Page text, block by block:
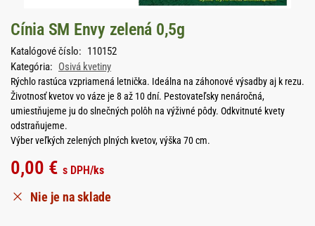
Cínia SM Envy zelená 0,5g
Katalógové číslo: 110152
Kategória: Osivá kvetiny
Rýchlo rastúca vzpriamená letnička. Ideálna na záhonové výsadby aj k rezu.
Životnosť kvetov vo váze je 8 až 10 dní. Pestovateľsky nenáročná,
umiestňujeme ju do slnečných polôh na výživné pôdy. Odkvitnuté kvety
odstraňujeme.
Výber veľkých zelených plných kvetov, výška 70 cm.
0,00 € s DPH/ks
Nie je na sklade